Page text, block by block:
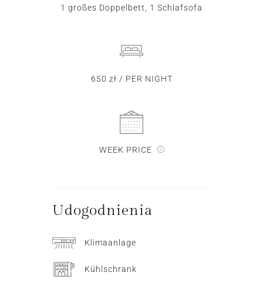
1 großes Doppelbett, 1 Schlafsofa
650 zł / PER NIGHT
WEEK PRICE
Udogodnienia
Klimaanlage
Kühlschrank